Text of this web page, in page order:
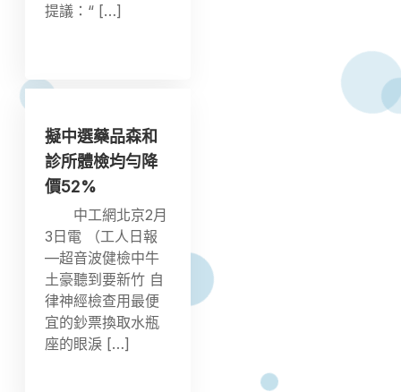
提議：“ […]
擬中選藥品森和
診所體檢均勻降
價52%
中工網北京2月
3日電 （工人日報
—超音波健檢中牛
土豪聽到要新竹 自
律神經檢查用最便
宜的鈔票換取水瓶
座的眼淚 […]